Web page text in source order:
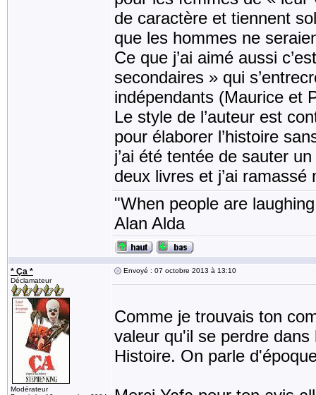
de caractère et tiennent
que les hommes ne
Ce que j’ai aimé aussi
secondaires » qui
indépendants (Maurice et
Le style de l’auteur est
pour élaborer l’histoire
j’ai été tentée de sauter
deux livres et j’ai
"When people are
Alan Alda
* Ça *
Déclamateur
Modérateur
Envoyé : 07 octobre 2013 à 13:10
Comme je trouvais ton
valeur qu'il se perdre
Histoire. On parle